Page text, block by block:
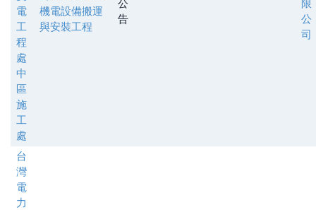
電
工
程
處
中
區
施
工
處
機電設備搬運
與安裝工程
公
告
限
公
司
台
灣
電
力